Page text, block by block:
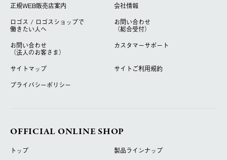
正規WEB販売店案内
会社情報
ロゴス / ロゴスショップで
働きたい人へ
お問い合わせ
（総合受付）
お問い合わせ
（法人のお客さま）
カスタマーサポート
サイトマップ
サイトご利用規約
プライバシーポリシー
OFFICIAL ONLINE SHOP
トップ
製品ラインナップ